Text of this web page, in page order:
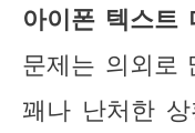
아이폰 텍스트
문제는 의외로
꽤나 난처한